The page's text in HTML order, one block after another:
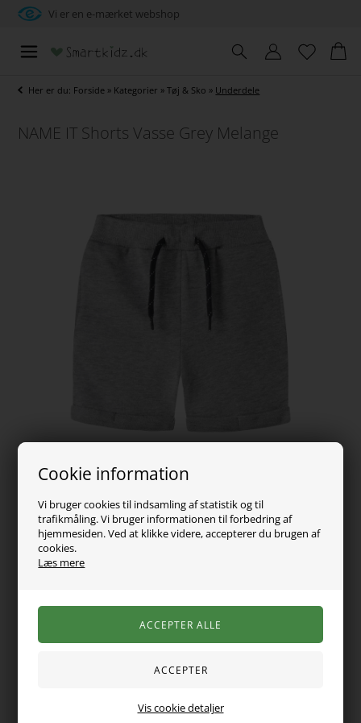
Cookie information
Vi bruger cookies til indsamling af statistik og til
trafikmåling. Vi bruger informationen til forbedring af
hjemmesiden. Ved at klikke videre, accepterer du brugen af
cookies.
Læs mere
Vis cookie detaljer
Vi er en e-mærket webshop
Her er du: Forside » Kategorier »Tøj & Sko » Underdele
NAME IT Shorts Vasse Grey Melange
129,00
Skab det perfekte sommerlook til dit barn med disse
komfortable shorts fra Name It i blød sweatkvalitet. De har